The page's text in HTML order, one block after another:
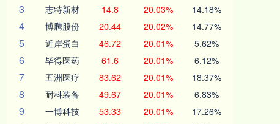
3 志特新材 14.8 20.03% 14.18%
4 博腾股份 20.44 20.02% 14.77%
5 近岸蛋白 46.72 20.01% 5.62%
6 毕得医药 61.6 20.01% 6.12%
7 五洲医疗 83.62 20.01% 18.37%
8 耐科装备 49.67 20.01% 6.83%
9 一博科技 53.33 20.01% 17.26%